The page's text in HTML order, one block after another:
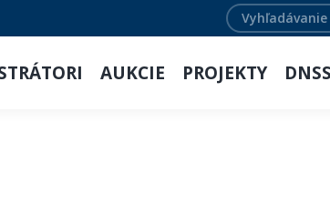
Search:
AUKCIE PROJEKTY